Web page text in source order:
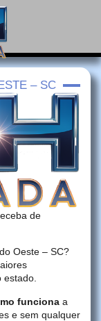
– SC
de
Oeste – SC?
estado.
funciona a
e sem qualquer